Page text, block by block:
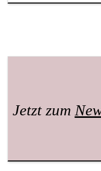
Jetzt zum